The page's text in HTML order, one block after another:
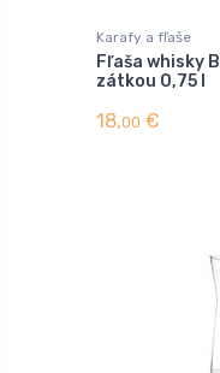
Karafy a fľaše
Fľaša whisky
zátkou 0,75 l
18,00 €